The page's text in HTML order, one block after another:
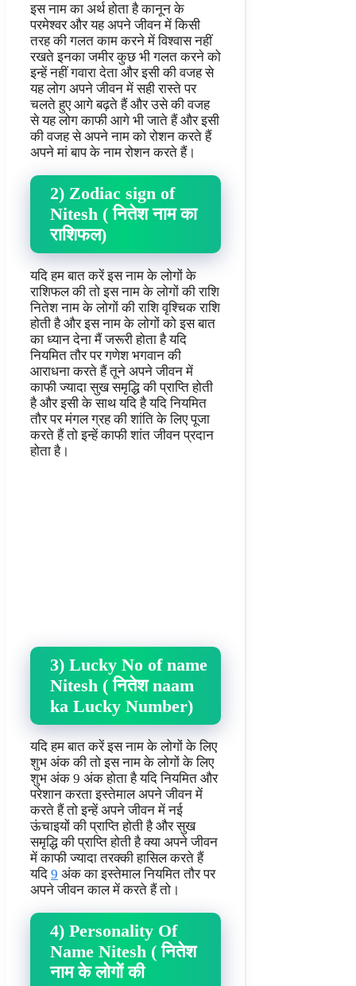
इस नाम का अर्थ होता है कानून के
परमेश्वर और यह अपने जीवन में किसी
तरह की गलत काम करने में विश्वास नहीं
रखते इनका जमीर कुछ भी गलत करने को
इन्हें नहीं गवारा देता और इसी की वजह से
यह लोग अपने जीवन में सही रास्ते पर
चलते हुए आगे बढ़ते हैं और उसे की वजह
से यह लोग काफी आगे भी जाते हैं और इसी
की वजह से अपने नाम को रोशन करते हैं
अपने मां बाप के नाम रोशन करते हैं।
2) Zodiac sign of
Nitesh ( नितेश नाम का
राशिफल)
यदि हम बात करें इस नाम के लोगों के
राशिफल की तो इस नाम के लोगों की राशि
नितेश नाम के लोगों की राशि वृश्चिक राशि
होती है और इस नाम के लोगों को इस बात
का ध्यान देना मैं जरूरी होता है यदि
नियमित तौर पर गणेश भगवान की
आराधना करते हैं तूने अपने जीवन में
काफी ज्यादा सुख समृद्धि की प्राप्ति होती
है और इसी के साथ यदि है यदि नियमित
तौर पर मंगल ग्रह की शांति के लिए पूजा
करते हैं तो इन्हें काफी शांत जीवन प्रदान
होता है।
3) Lucky No of name
Nitesh ( नितेश naam
ka Lucky Number)
यदि हम बात करें इस नाम के लोगों के लिए
शुभ अंक की तो इस नाम के लोगों के लिए
शुभ अंक 9 अंक होता है यदि नियमित और
परेशान करता इस्तेमाल अपने जीवन में
करते हैं तो इन्हें अपने जीवन में नई
ऊंचाइयों की प्राप्ति होती है और सुख
समृद्धि की प्राप्ति होती है क्या अपने जीवन
में काफी ज्यादा तरक्की हासिल करते हैं
यदि 9 अंक का इस्तेमाल नियमित तौर पर
अपने जीवन काल में करते हैं तो।
4) Personality Of
Name Nitesh ( नितेश
नाम के लोगों की